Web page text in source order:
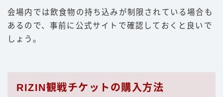
会場内では飲食物の持ち込みが制限されている場合も
あるので、事前に公式サイトで確認しておくと良いで
しょう。
RIZIN観戦チケットの購入方法